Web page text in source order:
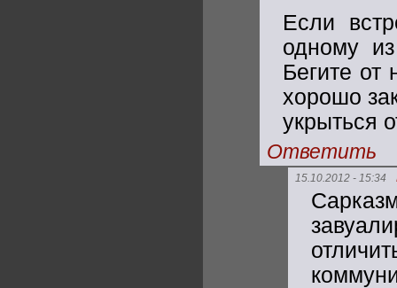
Если
одному
Бегите от
хорошо
укрыться
Ответить
15.10.2012 - 15:34